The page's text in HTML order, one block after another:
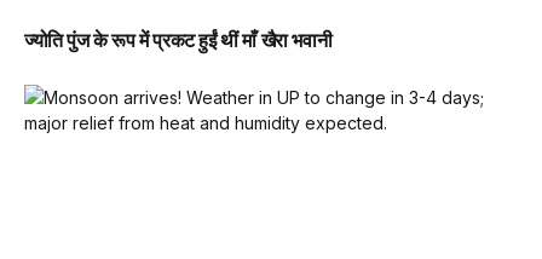
ज्योति पुंज के रूप में प्रकट हुईं थीं माँ खैरा भवानी